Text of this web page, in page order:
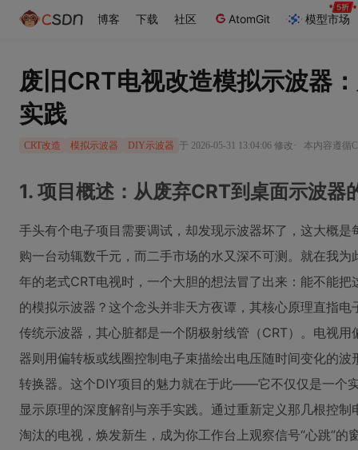
博客 下载 社区 AtomGit 模型市场
废旧CRT电视改造模拟示波器
实践
CRT改造 模拟示波器 DIY示波器 于 2026-05-31 13:04:06 修改 · 本内容遵循
1. 项目概述：从废弃CRT到桌面示波器
手头有个电子项目需要调试，却发现示波器坏了，这大概
购一台动辄数千元，而二手市场的水又深不可测。就在我
年的老式CRT电视时，一个大胆的想法冒了出来：能不能把
的模拟示波器？这个念头并非天方夜谭，其核心原理直指
传统示波器，其心脏都是一个阴极射线管（CRT）。电视
器则用偏转板或线圈控制电子束描绘出电压随时间变化的波
转换器。这个DIY项目的魅力就在于此——它不仅仅是一个
显示原理的深度解剖与亲手实践。通过重新定义那几根控
淘汰的电视，焕发新生，成为你工作台上观察信号“心跳”